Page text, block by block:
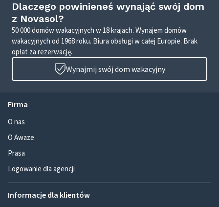
Dlaczego powinieneś wynająć swój dom
z Novasol?
50 000 domów wakacyjnych w 18 krajach. Wynajem domów
wakacyjnych od 1968 roku. Biura obsługi w całej Europie. Brak
opłat za rezerwację.
Wynajmij swój dom wakacyjny
Firma
O nas
O Awaze
Prasa
Logowanie dla agencji
Informacje dla klientów